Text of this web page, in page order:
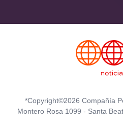
*Copyright©2026 Compañía
Montero Rosa 1099 - Santa